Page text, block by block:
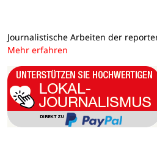
Journalistische Arbeiten der
Mehr erfahren